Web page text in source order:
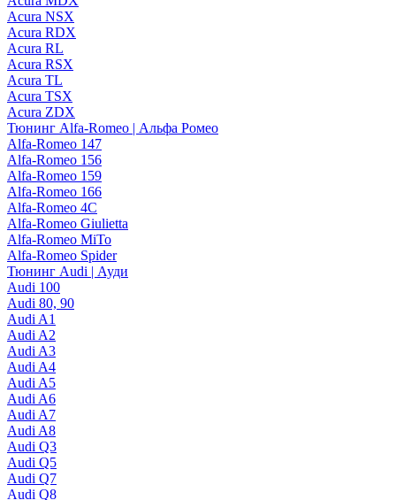
Acura NSX
Acura RDX
Acura RL
Acura RSX
Acura TL
Acura TSX
Acura ZDX
Тюнинг Alfa-Romeo | Альфа Ромео
Alfa-Romeo 147
Alfa-Romeo 156
Alfa-Romeo 159
Alfa-Romeo 166
Alfa-Romeo 4C
Alfa-Romeo Giulietta
Alfa-Romeo MiTo
Alfa-Romeo Spider
Тюнинг Audi | Ауди
Audi 100
Audi 80, 90
Audi A1
Audi A2
Audi A3
Audi A4
Audi A5
Audi A6
Audi A7
Audi A8
Audi Q3
Audi Q5
Audi Q7
Audi Q8